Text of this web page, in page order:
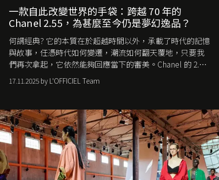
一款自此改變世界的手袋：跨越 70 年的
Chanel 2.55，為甚麼至今仍是夢幻逸品？
何謂經典? 它的本質在於超越時間以外，承載了時代的記憶
與故事，任憑時代如何變遷，潮流如何翻天覆地，只要我
們再次拿起，它依然能夠回應當下的審美。Chanel 的 2.55
手袋更是這樣存在，自問世至今，一直有着舉足輕重的地
位。如果說每個女生的第一個夢想手袋是 Chanel，那 2.55
愛它的雋永與優雅。那麼這個手袋是怎麼誕生的呢？又為
甚麼取名叫 2.55 ？今天就由《L'Officiel HK》帶你穿越流金
歲月，回顧 2.55 的誕生故事。
17.11.2025 by L'OFFICIEL Team